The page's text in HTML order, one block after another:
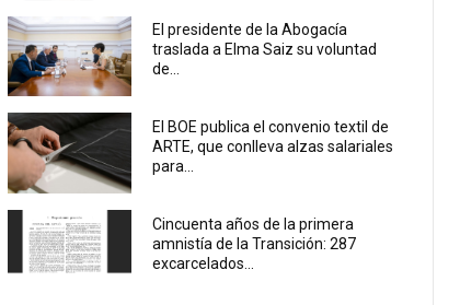
El presidente de la Abogacía
traslada a Elma Saiz su voluntad
de...
El BOE publica el convenio textil de
ARTE, que conlleva alzas salariales
para...
Cincuenta años de la primera
amnistía de la Transición: 287
excarcelados...